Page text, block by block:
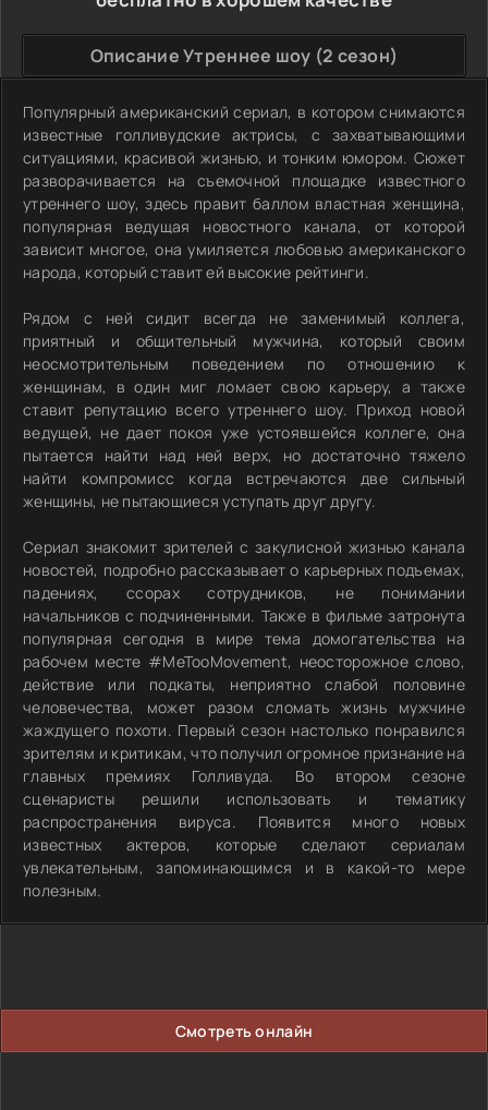
Описание Утреннее шоу (2 сезон)
Популярный американский сериал, в котором снимаются
известные голливудские актрисы, с захватывающими
ситуациями, красивой жизнью, и тонким юмором. Сюжет
разворачивается на съемочной площадке известного
утреннего шоу, здесь правит баллом властная женщина,
популярная ведущая новостного канала, от которой
зависит многое, она умиляется любовью американского
народа, который ставит ей высокие рейтинги.
Рядом с ней сидит всегда не заменимый коллега,
приятный и общительный мужчина, который своим
неосмотрительным поведением по отношению к
женщинам, в один миг ломает свою карьеру, а также
ставит репутацию всего утреннего шоу. Приход новой
ведущей, не дает покоя уже устоявшейся коллеге, она
пытается найти над ней верх, но достаточно тяжело
найти компромисс когда встречаются две сильный
женщины, не пытающиеся уступать друг другу.
Сериал знакомит зрителей с закулисной жизнью канала
новостей, подробно рассказывает о карьерных подъемах,
падениях, ссорах сотрудников, не понимании
начальников с подчиненными. Также в фильме затронута
популярная сегодня в мире тема домогательства на
рабочем месте #MeTooMovement, неосторожное слово,
действие или подкаты, неприятно слабой половине
человечества, может разом сломать жизнь мужчине
жаждущего похоти. Первый сезон настолько понравился
зрителям и критикам, что получил огромное признание на
главных премиях Голливуда. Во втором сезоне
сценаристы решили использовать и тематику
распространения вируса. Появится много новых
известных актеров, которые сделают сериалам
увлекательным, запоминающимся и в какой-то мере
полезным.
Смотреть онлайн